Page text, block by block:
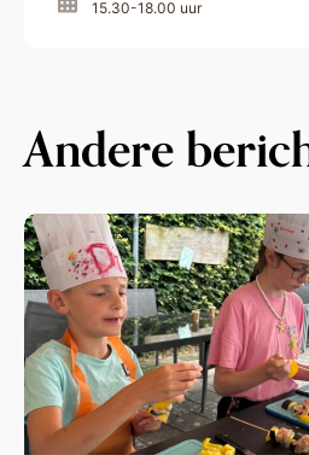
15.30-18.00 uur
Andere